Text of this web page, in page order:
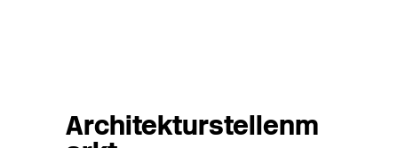
Architekturstellenm